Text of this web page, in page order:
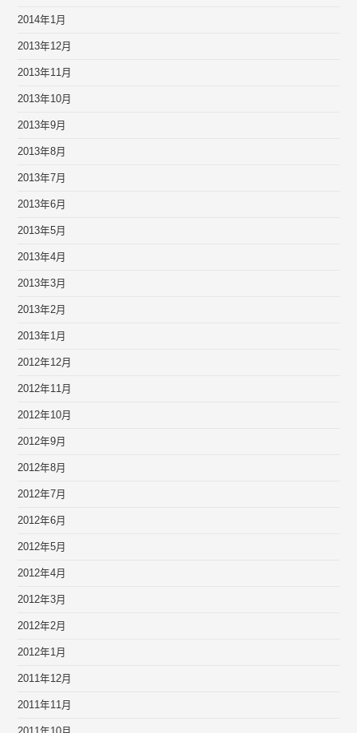
2014年1月
2013年12月
2013年11月
2013年10月
2013年9月
2013年8月
2013年7月
2013年6月
2013年5月
2013年4月
2013年3月
2013年2月
2013年1月
2012年12月
2012年11月
2012年10月
2012年9月
2012年8月
2012年7月
2012年6月
2012年5月
2012年4月
2012年3月
2012年2月
2012年1月
2011年12月
2011年11月